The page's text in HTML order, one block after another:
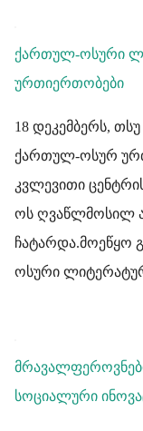
ქართულ-ოსური
ურთიერთობები
18 დეკემბერს,
ქართულ-ოსურ
კვლევითი
ოს ღვაწლმოსილ
ჩატარდა.მოეწყო
ოსური
სოციალური